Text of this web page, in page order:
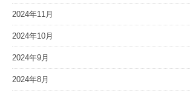
2024年11月
2024年10月
2024年9月
2024年8月